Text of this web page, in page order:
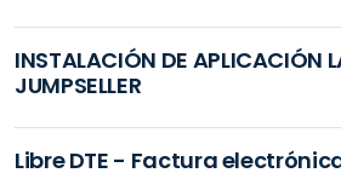
INSTALACIÓN DE APLICACIÓN
JUMPSELLER
Libre DTE - Factura